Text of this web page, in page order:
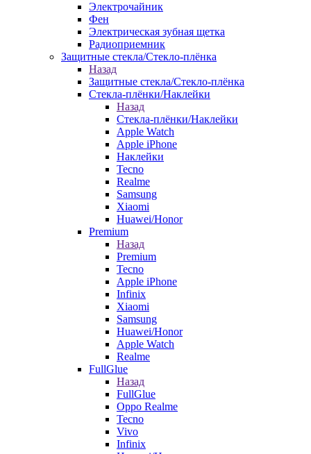
Электрочайник
Фен
Электрическая зубная щетка
Радиоприемник
Защитные стекла/Стекло-плёнка
Назад
Защитные стекла/Стекло-плёнка
Стекла-плёнки/Наклейки
Назад
Стекла-плёнки/Наклейки
Apple Watch
Apple iPhone
Наклейки
Tecno
Realme
Samsung
Xiaomi
Huawei/Honor
Premium
Назад
Premium
Tecno
Apple iPhone
Infinix
Xiaomi
Samsung
Huawei/Honor
Apple Watch
Realme
FullGlue
Назад
FullGlue
Oppo Realme
Tecno
Vivo
Infinix